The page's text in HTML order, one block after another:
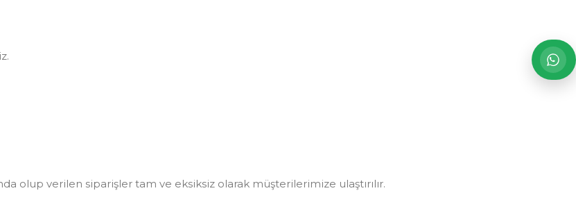
olup verilen siparişler tam ve eksiksiz olarak müşterilerimize ulaştırılır.